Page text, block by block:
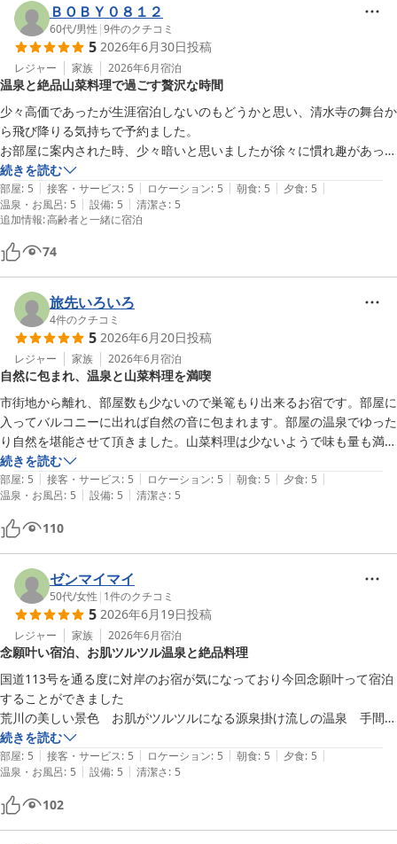
看板犬のハッチーもとても愛想も良く可愛くて癒しになりました。
今度は季節を変えて冬に再度伺いたいと思っています！
素敵な旅になりました。
ありがとうございました！
ＢＯＢＹ０８１２
60代/男性 |9件のクチコミ
5 2026年6月30日投稿
レジャー 家族 2026年6月宿泊
温泉と絶品山菜料理で過ごす贅沢な時間
少々高価であったが生涯宿泊しないのもどうかと思い、清水寺の舞台か
ら飛び降りる気持ちで予約ました。
お部屋に案内された時、少々暗いと思いましたが徐々に慣れ趣があって
返って良かった。またマッサージチェアもあり温泉と交互に利用させて
いただき温泉三昧でした。
私は農家の山育ちで、山菜はよく食べていたのですが、今までこんなに
美味しく料理されている山菜は食べたことがありませんでした。
チェックインからチェックアウトまで一歩も外に出ることなくあっとい
う間の滞在期間でした。
続きを読む
部屋: 5 | 接客・サービス: 5 | ロケーション: 5 | 朝食: 5 | 夕食: 5 |
温泉・お風呂: 5 | 設備: 5 | 清潔さ: 5
追加情報:高齢者と一緒に宿泊
74
旅先いろいろ
4件のクチコミ
5 2026年6月20日投稿
レジャー 家族 2026年6月宿泊
自然に包まれ、温泉と山菜料理を満喫
市街地から離れ、部屋数も少ないので巣篭もり出来るお宿です。部屋に
入ってバルコニーに出れば自然の音に包まれます。部屋の温泉でゆった
り自然を堪能させて頂きました。山菜料理は少ないようで味も量も満足
出来ました。朝の釜炊き白米は宿のこだわりを感じる逸品です。仲居さ
んの料理説明もとても楽しめます。ゆっくり自分の時間を楽しめる方に
はおすすめです。立地が山中なので外のアクティビティは吊橋までの散
歩程度です
続きを読む
部屋: 5 | 接客・サービス: 5 | ロケーション: 5 | 朝食: 5 | 夕食: 5 |
温泉・お風呂: 5 | 設備: 5 | 清潔さ: 5
110
ゼンマイマイ
50代/女性 | 1件のクチコミ
5 2026年6月19日投稿
レジャー 家族 2026年6月宿泊
念願叶い宿泊、お肌ツルツル温泉と絶品料理
国道113号を通る度に対岸のお宿が気になっており今回念願叶って宿泊
することができました
荒川の美しい景色　お肌がツルツルになる源泉掛け流しの温泉　手間暇
かけた山菜づくしの美味しいお料理　お部屋には3ヶ所も温泉ありおし
ゃれで落ち着いた寝室　滞在中「素晴らしい！」と何回思ったことでし
ょうか
おもてなしも素晴らしく心から癒されました
帰りには忘れたサングラスをわざわざ車を飛ばして届けていただきあり
がとうございました
続きを読む
部屋: 5 | 接客・サービス: 5 | ロケーション: 5 | 朝食: 5 | 夕食: 5 |
温泉・お風呂: 5 | 設備: 5 | 清潔さ: 5
102